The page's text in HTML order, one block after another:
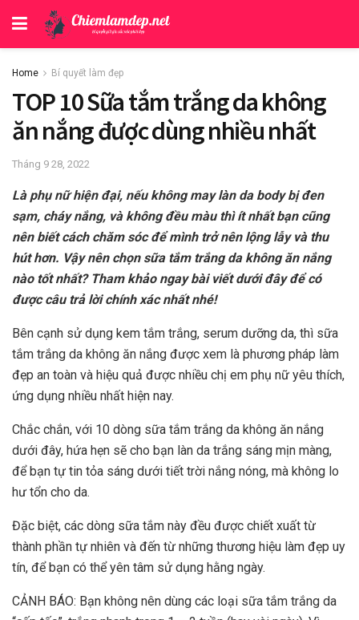
Home Bí quyết làm đẹp
TOP 10 Sữa tắm trắng da không
ăn nắng được dùng nhiều nhất
Tháng 9 28, 2022
Là phụ nữ hiện đại, nếu không may làn da body bị đen
sạm, cháy nắng, và không đều màu thì ít nhất bạn cũng
nên biết cách chăm sóc để mình trở nên lộng lẫy và thu
hút hơn. Vậy nên chọn sữa tắm trắng da không ăn nắng
nào tốt nhất? Tham khảo ngay bài viết dưới đây để có
được câu trả lời chính xác nhất nhé!
Bên cạnh sử dụng kem tắm trắng, serum dưỡng da, thì sữa
tắm trắng da không ăn nắng được xem là phương pháp làm
đẹp an toàn và hiệu quả được nhiều chị em phụ nữ yêu thích,
ứng dụng nhiều nhất hiện nay.
Chắc chắn, với 10 dòng sữa tắm trắng da không ăn nắng
dưới đây, hứa hẹn sẽ cho bạn làn da trắng sáng mịn màng,
để bạn tự tin tỏa sáng dưới tiết trời nắng nóng, mà không lo
hư tổn cho da.
Đặc biệt, các dòng sữa tắm này đều được chiết xuất từ
thành phần tự nhiên và đến từ những thương hiệu làm đẹp uy
tín, để bạn có thể yên tâm sử dụng hằng ngày.
CẢNH BÁO: Bạn không nên dùng các loại sữa tắm trắng da